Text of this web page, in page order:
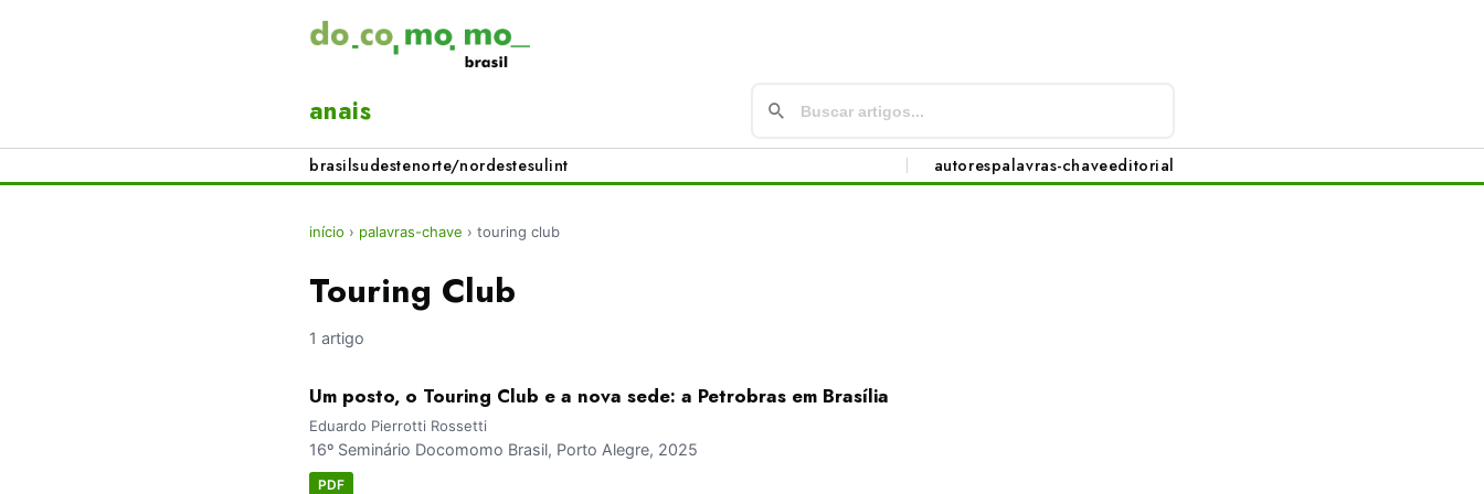
anais
brasilsudestenorte/nordestesulint autorespalavras-chaveeditorial
início › palavras-chave › touring club
Touring Club
1 artigo
Um posto, o Touring Club e a nova sede: a Petrobras em Brasília
Eduardo Pierrotti Rossetti
16º Seminário Docomomo Brasil, Porto Alegre, 2025
PDF